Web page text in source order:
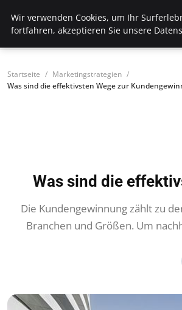
Hellmut Koenigshaus
Startseite
Marketingstrategien
Was sind die effektivsten Wege zur
Was sind die
Die Kundengewinnung zählt zu
Branchen und Größen. Um
Wir verwenden Cookies, um Ihr
fortfahren, akzeptieren Sie unsere